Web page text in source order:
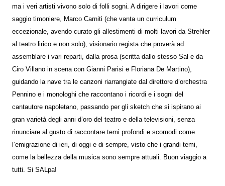
ma i veri artisti vivono solo di folli sogni. A dirigere i lavori come
saggio timoniere, Marco Carniti (che vanta un curriculum
eccezionale, avendo curato gli allestimenti di molti lavori da Strehler
al teatro lirico e non solo), visionario regista che proverà ad
assemblare i vari reparti, dalla prosa (scritta dallo stesso Sal e da
Ciro Villano in scena con Gianni Parisi e Floriana De Martino),
guidando la nave tra le canzoni riarrangiate dal direttore d’orchestra
Pennino e i monologhi che raccontano i ricordi e i sogni del
cantautore napoletano, passando per gli sketch che si ispirano ai
gran varietà degli anni d’oro del teatro e della televisioni, senza
rinunciare al gusto di raccontare temi profondi e scomodi come
l’emigrazione di ieri, di oggi e di sempre, visto che i grandi temi,
come la bellezza della musica sono sempre attuali. Buon viaggio a
tutti. Si SALpa!